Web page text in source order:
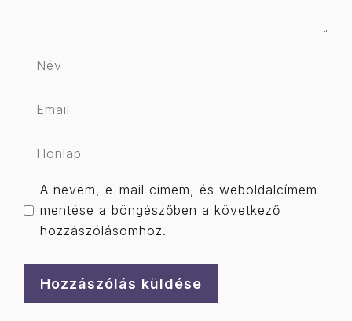
Név
Email
Honlap
A nevem, e-mail címem, és weboldalcímem
mentése a böngészőben a következő
hozzászólásomhoz.